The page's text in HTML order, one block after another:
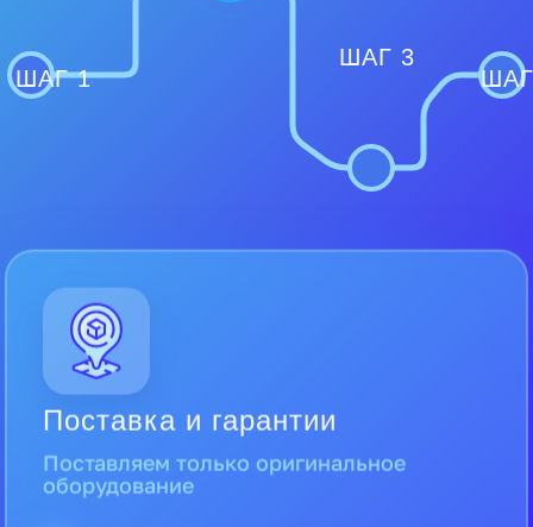
ШАГ 1
ШАГ 3
Поставка и гарантии
Поставляем только оригинальное
оборудование